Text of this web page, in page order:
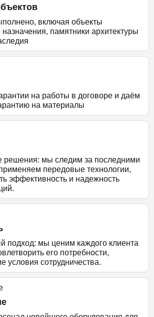
включая объекты
назначения, памятники архитектуры
на работы в договоре и даём
на материалы
решения: мы следим за последними
передовые технологии,
эффективность и надежность
подход: мы ценим каждого клиента
его потребности,
условия сотрудничества.